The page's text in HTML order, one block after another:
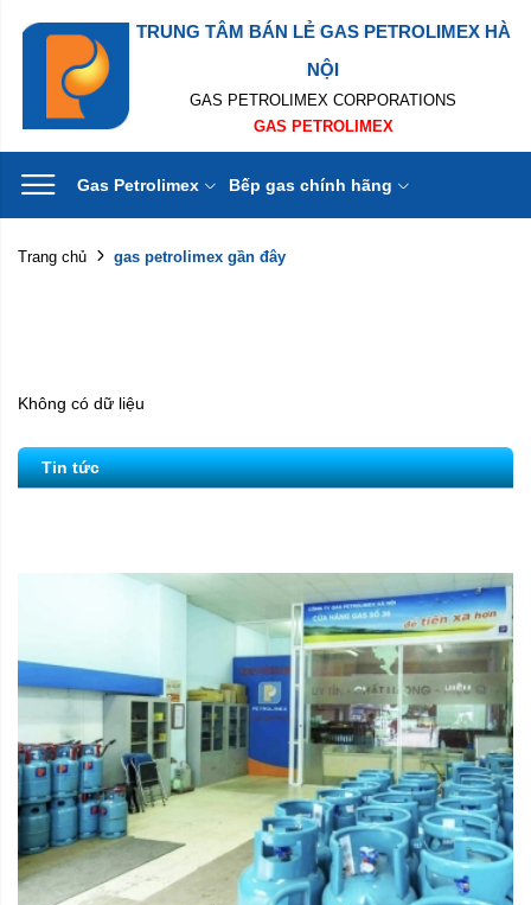
TRUNG TÂM BÁN LẺ GAS PETROLIMEX HÀ
NỘI
GAS PETROLIMEX CORPORATIONS
GAS PETROLIMEX
Gas Petrolimex Bếp gas chính hãng
Trang chủ gas petrolimex gần đây
Không có dữ liệu
Tin tức